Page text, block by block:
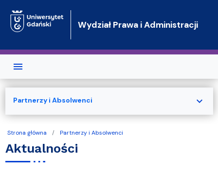
Wydział Prawa i Administracji
Strona główna Partnerzy i Absolwenci
Aktualności
Partnerzy i Absolwenci expand_more